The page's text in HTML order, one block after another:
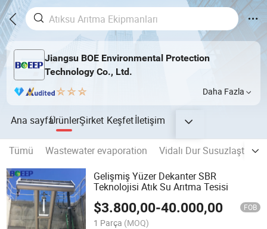
Jiangsu BOE Environmental Protection
Technology Co., Ltd.
Daha Fazla
Ana sayfaÜrünlerŞirket Keşfetİletişim
Tümü Wastewater evaporation
Vidalı Dur Susuzlaştırma
Gelişmiş Yüzer Dekanter SBR
Teknolojisi Atık Su Arıtma Tesisi
$3.800,00-40.000,00 FOB
1 Parça (MOQ)